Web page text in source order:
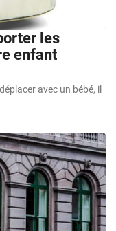
les
enfant
avec un bébé, il